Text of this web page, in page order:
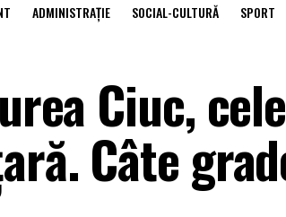
ADMINISTRAŢIE SOCIAL-CULTURĂ SPORT
Ciuc,
Câte